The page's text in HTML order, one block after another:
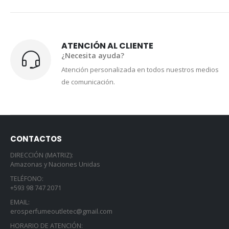
ATENCIÓN AL CLIENTE
¿Necesita ayuda?
Atención personalizada en todos nuestros medios
de comunicación.
CONTACTOS
DIRECCIÓN (MATRIZ):
Amazonas y Naciones Unidas
TELÉFONO:
+593 98 747 2071
EMAIL:
erosperfumeoutletec@gmail.com
HORARIO DE ATENCIÓN: